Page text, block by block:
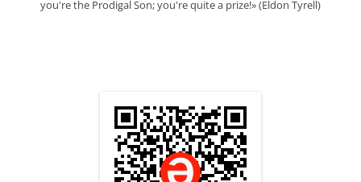
you're the Prodigal Son; you're quite a prize!» (Eldon Tyrell)